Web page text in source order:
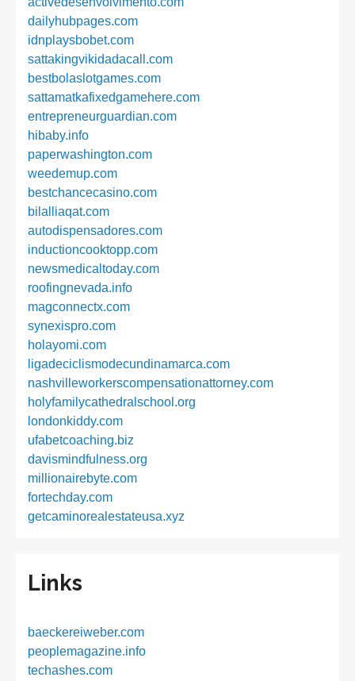
dailyhubpages.com
idnplaysbobet.com
sattakingvikidadacall.com
bestbolaslotgames.com
sattamatkafixedgamehere.com
entrepreneurguardian.com
hibaby.info
paperwashington.com
weedemup.com
bestchancecasino.com
bilalliaqat.com
autodispensadores.com
inductioncooktopp.com
newsmedicaltoday.com
roofingnevada.info
magconnectx.com
synexispro.com
holayomi.com
ligadeciclismodecundinamarca.com
nashvilleworkerscompensationattorney.com
holyfamilycathedralschool.org
londonkiddy.com
ufabetcoaching.biz
davismindfulness.org
millionairebyte.com
fortechday.com
getcaminorealestateusa.xyz
Links
baeckereiweber.com
peoplemagazine.info
techashes.com